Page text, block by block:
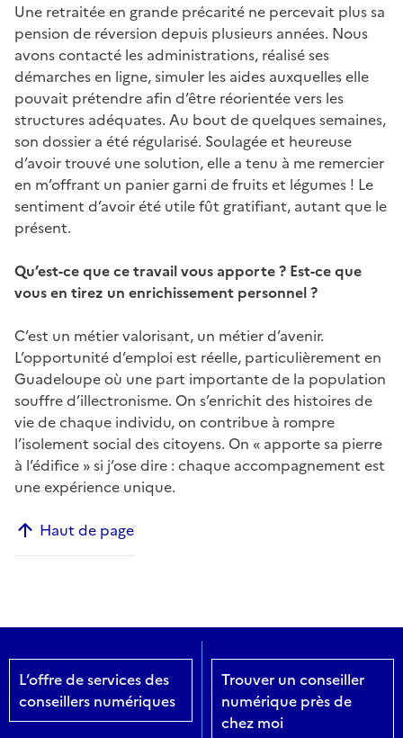
Une retraitée en grande précarité ne percevait plus sa
pension de réversion depuis plusieurs années. Nous
avons contacté les administrations, réalisé ses
démarches en ligne, simuler les aides auxquelles elle
pouvait prétendre afin d’être réorientée vers les
structures adéquates. Au bout de quelques semaines,
son dossier a été régularisé. Soulagée et heureuse
d’avoir trouvé une solution, elle a tenu à me remercier
en m’offrant un panier garni de fruits et légumes ! Le
sentiment d’avoir été utile fût gratifiant, autant que le
présent.
Qu’est-ce que ce travail vous apporte ? Est-ce que
vous en tirez un enrichissement personnel ?
C’est un métier valorisant, un métier d’avenir.
L’opportunité d’emploi est réelle, particulièrement en
Guadeloupe où une part importante de la population
souffre d’illectronisme. On s’enrichit des histoires de
vie de chaque individu, on contribue à rompre
l’isolement social des citoyens. On « apporte sa pierre
à l’édifice » si j’ose dire : chaque accompagnement est
une expérience unique.
Haut de page
L’offre de services des
conseillers numériques
Trouver un conseiller
numérique près de
chez moi